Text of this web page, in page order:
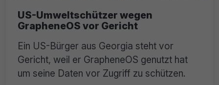
US-Umweltschützer wegen
GrapheneOS vor Gericht
Ein US-Bürger aus Georgia steht vor
Gericht, weil er GrapheneOS genutzt hat
um seine Daten vor Zugriff zu schützen.